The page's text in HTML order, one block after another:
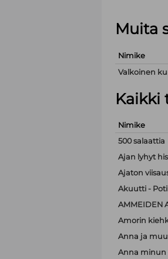
Muita
Nimike
Valkoinen
Kaikki
Nimike
500 salaattia
Ajan lyhyt
Ajaton
Akuutti -
AMMEIDEN
Amorin
Anna ja
Anna minun